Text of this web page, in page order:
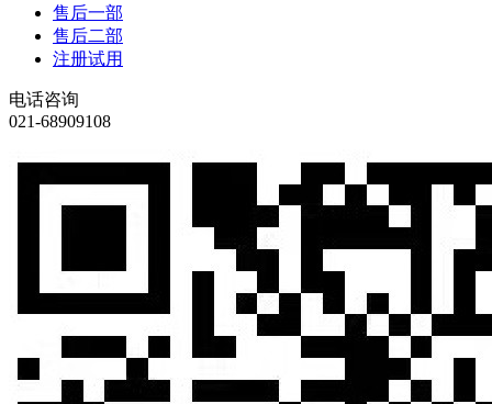
售后一部
售后二部
注册试用
电话咨询
021-68909108